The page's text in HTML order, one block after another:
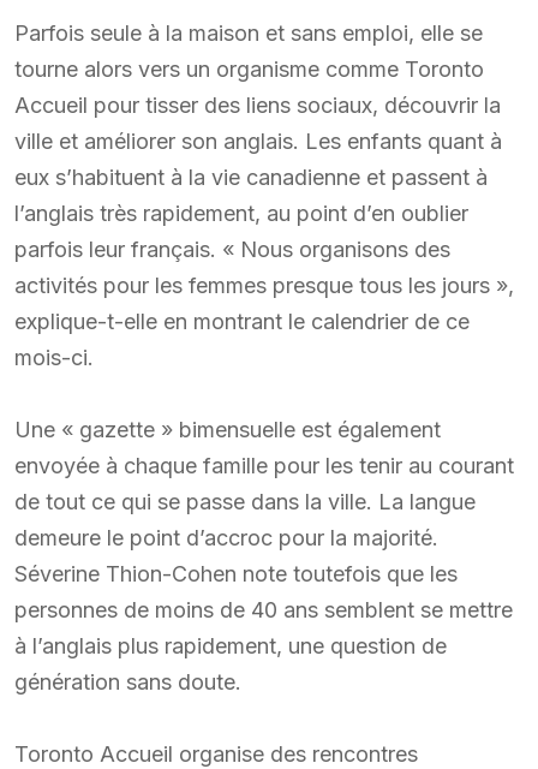
Parfois seule à la maison et sans emploi, elle se
tourne alors vers un organisme comme Toronto
Accueil pour tisser des liens sociaux, découvrir la
ville et améliorer son anglais. Les enfants quant à
eux s’habituent à la vie canadienne et passent à
l’anglais très rapidement, au point d’en oublier
parfois leur français. « Nous organisons des
activités pour les femmes presque tous les jours »,
explique-t-elle en montrant le calendrier de ce
mois-ci.
Une « gazette » bimensuelle est également
envoyée à chaque famille pour les tenir au courant
de tout ce qui se passe dans la ville. La langue
demeure le point d’accroc pour la majorité.
Séverine Thion-Cohen note toutefois que les
personnes de moins de 40 ans semblent se mettre
à l’anglais plus rapidement, une question de
génération sans doute.
Toronto Accueil organise des rencontres